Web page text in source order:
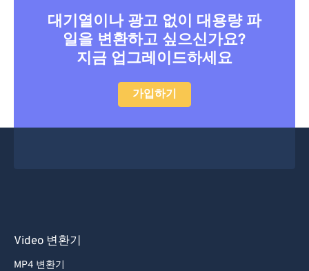
대기열이나 광고 없이 대용량 파
일을 변환하고 싶으신가요?
지금 업그레이드하세요
가입하기
Video 변환기
MP4 변환기